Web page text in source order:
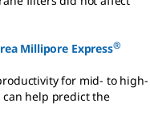
Millipore Express®
for mid- to high-